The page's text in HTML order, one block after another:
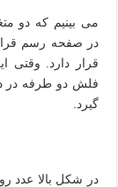
می بینیم که دو
در صفحه رسم
قرار دارد. وقتی
فلش دو طرفه در
گیرد
در شکل بالا عدد